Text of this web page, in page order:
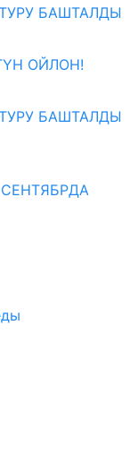
БАШТАЛДЫ
ОЙЛОН!
БАШТАЛДЫ